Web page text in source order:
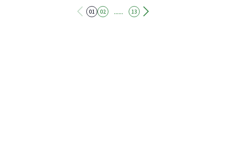
台灣的寶特瓶回收率至今仍維持在95%。這些瓶子後來去
01 02 ...... 13